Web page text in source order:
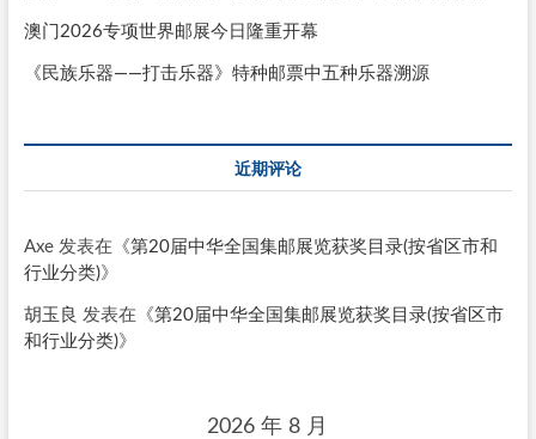
澳门2026专项世界邮展今日隆重开幕
《民族乐器——打击乐器》特种邮票中五种乐器溯源
近期评论
Axe发表在《第20届中华全国集邮展览获奖目录(按省区市和
行业分类)》
胡玉良 发表在《第20届中华全国集邮展览获奖目录(按省区市
和行业分类)》
2026 年 8 月